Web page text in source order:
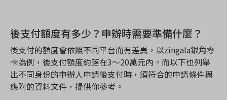
後支付額度有多少？申辦時需要準備什麼？
後支付的額度會依照不同平台而有差異，以zingala銀角零
卡為例，後支付額度約落在3～20萬元內。而以下也列舉
出不同身份的申辦人申請後支付時，須符合的申請條件與
應附的資料文件，提供你參考 。